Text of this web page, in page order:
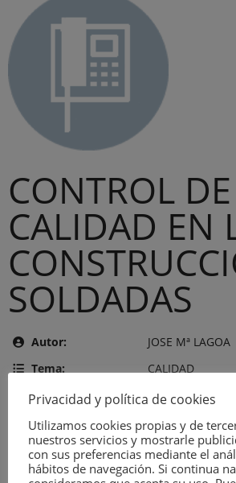
CONTROL DE
CALIDAD EN
SOLDADAS
Autor:
JOSE Mª LAGOA
Tema:
CALIDAD
Editor:
JOSE Mª LAGOA
Año de publicación: 7 de agosto de
Número:
111
Privacidad y política de cookies
Utilizamos cookies propias y de
nuestros servicios y mostrarle
con sus preferencias mediante el
hábitos de navegación. Si continua